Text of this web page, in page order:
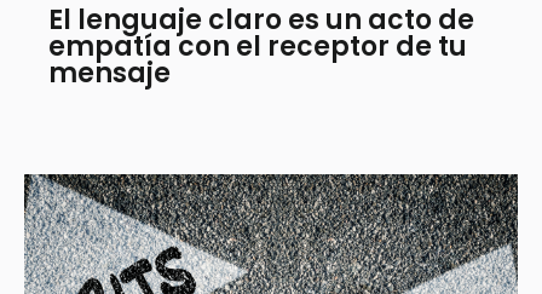
El lenguaje claro es un acto de
empatía con el receptor de tu
mensaje